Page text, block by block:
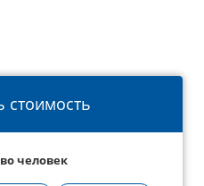
стоимость
человек